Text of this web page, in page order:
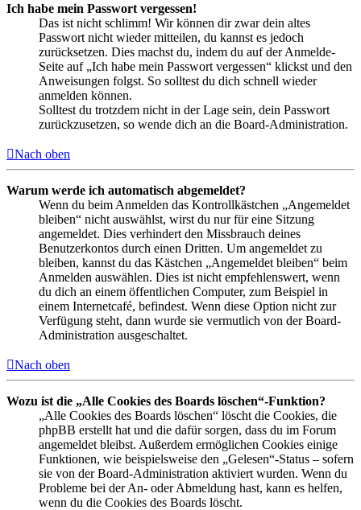
Ich habe mein Passwort vergessen!
Das ist nicht schlimm! Wir können dir zwar dein altes
Passwort nicht wieder mitteilen, du kannst es jedoch
zurücksetzen. Dies machst du, indem du auf der Anmelde-
Seite auf „Ich habe mein Passwort vergessen“ klickst und den
Anweisungen folgst. So solltest du dich schnell wieder
anmelden können.
Solltest du trotzdem nicht in der Lage sein, dein Passwort
zurückzusetzen, so wende dich an die Board-Administration.
Nach oben
Warum werde ich automatisch abgemeldet?
Wenn du beim Anmelden das Kontrollkästchen „Angemeldet
bleiben“ nicht auswählst, wirst du nur für eine Sitzung
angemeldet. Dies verhindert den Missbrauch deines
Benutzerkontos durch einen Dritten. Um angemeldet zu
bleiben, kannst du das Kästchen „Angemeldet bleiben“ beim
Anmelden auswählen. Dies ist nicht empfehlenswert, wenn
du dich an einem öffentlichen Computer, zum Beispiel in
einem Internetcafé, befindest. Wenn diese Option nicht zur
Verfügung steht, dann wurde sie vermutlich von der Board-
Administration ausgeschaltet.
Nach oben
Wozu ist die „Alle Cookies des Boards löschen“-Funktion?
„Alle Cookies des Boards löschen“ löscht die Cookies, die
phpBB erstellt hat und die dafür sorgen, dass du im Forum
angemeldet bleibst. Außerdem ermöglichen Cookies einige
Funktionen, wie beispielsweise den „Gelesen“-Status – sofern
sie von der Board-Administration aktiviert wurden. Wenn du
Probleme bei der An- oder Abmeldung hast, kann es helfen,
wenn du die Cookies des Boards löscht.